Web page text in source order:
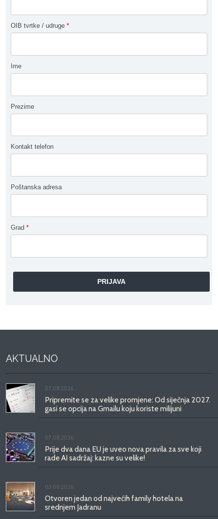
OIB tvrtke / udruge *
Ime
Prezime
Kontakt telefon
Poštanska adresa
Grad *
AKTUALNO
07.08.2026.
Pripremite se za velike promjene: Od siječnja 2027.
gasi se opcija na Gmailu koju koriste milijuni
07.08.2026.
Prije dva dana EU je uveo nova pravila za sve koji
rade AI sadržaj: kazne su velike!
03.08.2026.
Otvoren jedan od najvećih family hotela na
srednjem Jadranu